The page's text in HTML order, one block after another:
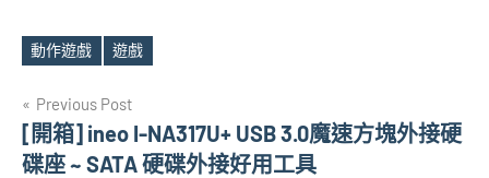
Tags
動作遊戲 遊戲
文
章
Previous Post
[開箱] ineo I-NA317U+ USB 3.0魔速方塊外接硬
碟座 ~ SATA 硬碟外接好用工具